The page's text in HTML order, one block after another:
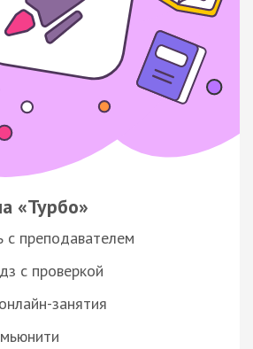
«Турбо»
с преподавателем
с проверкой
занятия